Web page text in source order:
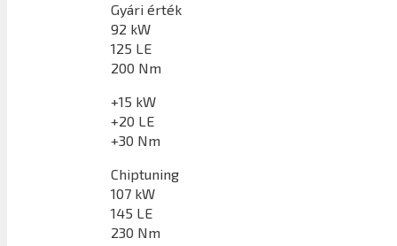
Gyári érték
92 kW
125 LE
200 Nm
+15 kW
+20 LE
+30 Nm
Chiptuning
107 kW
145 LE
230 Nm